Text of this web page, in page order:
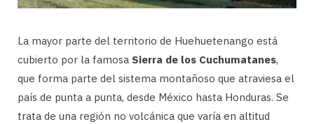
La mayor parte del territorio de Huehuetenango está
cubierto por la famosa Sierra de los Cuchumatanes,
que forma parte del sistema montañoso que atraviesa el
país de punta a punta, desde México hasta Honduras. Se
trata de una región no volcánica que varía en altitud